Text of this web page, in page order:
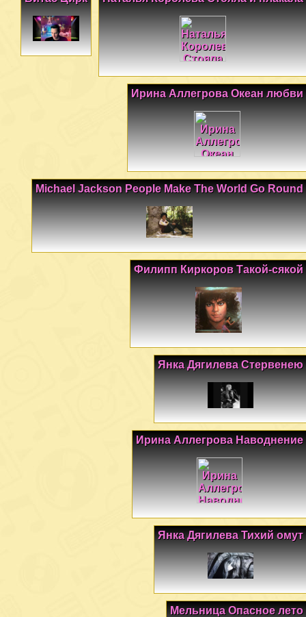
Ирина Аллегрова Океан любви
Michael Jackson People Make The World Go Round
Филипп Киркоров Такой-сякой
Янка Дягилева Стервенею
Ирина Аллегрова Наводнение
Янка Дягилева Тихий омут
Мельница Опасное лето